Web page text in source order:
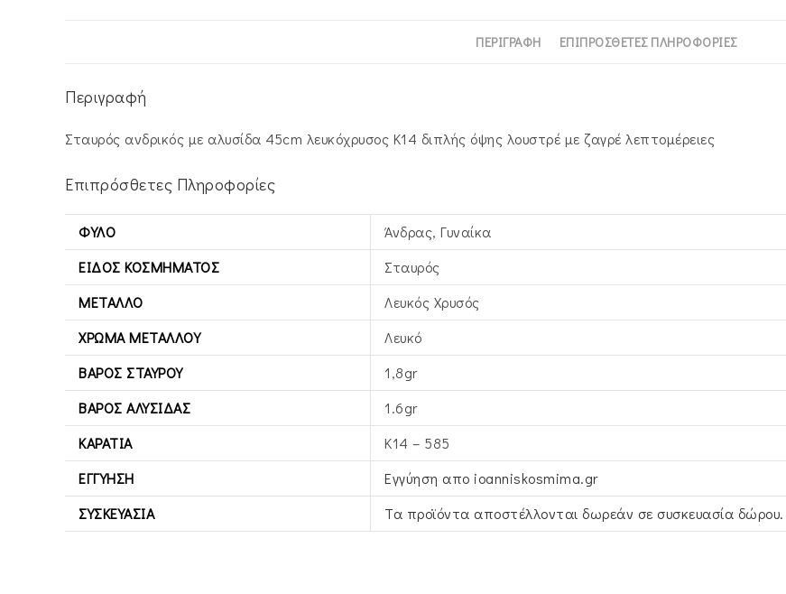
ΠΕΡΙΓΡΑΦΉ ΕΠΙΠΡΌΣΘΕΤΕΣ ΠΛΗΡΟΦΟΡΊΕΣ
Περιγραφή
Σταυρός ανδρικός με αλυσίδα 45cm λευκόχρυσος Κ14 διπλής όψης λουστρέ με ζαγρέ λεπτομέρειες
Επιπρόσθετες Πληροφορίες
ΦΎΛΟ
Άνδρας, Γυναίκα
ΕΊΔΟΣ ΚΟΣΜΉΜΑΤΟΣ
Σταυρός
ΜΈΤΑΛΛΟ
Λευκός Xρυσός
ΧΡΏΜΑ ΜΕΤΆΛΛΟΥ
Λευκό
ΒΆΡΟΣ ΣΤΑΥΡΟΎ
1,8gr
ΒΆΡΟΣ ΑΛΥΣΊΔΑΣ
1.6gr
ΚΑΡΆΤΙΑ
Κ14 – 585
ΕΓΓΎΗΣΗ
Εγγύηση απο ioanniskosmima.gr
ΣΥΣΚΕΥΑΣΊΑ
Τα προϊόντα αποστέλλονται δωρεάν σε συσκευασία δώρου.